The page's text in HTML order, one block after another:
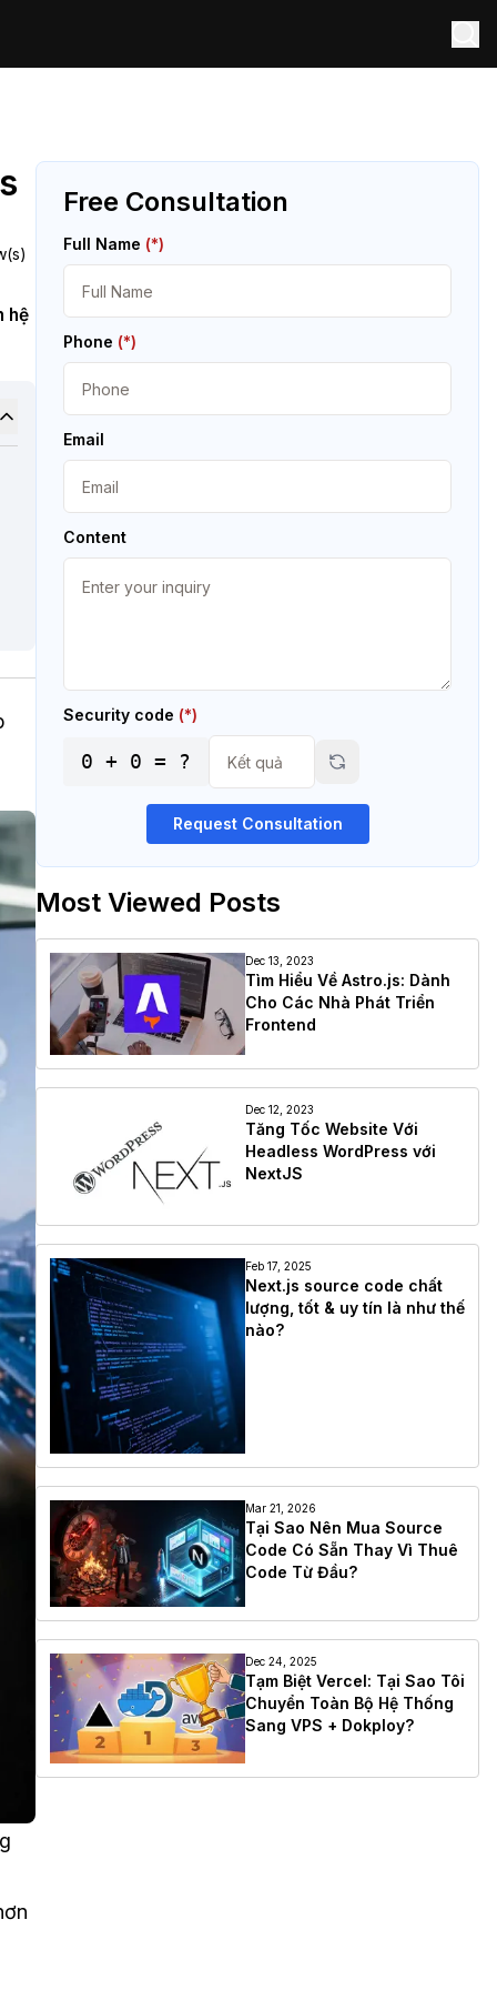
hệ
Free Consultation
Full Name (*)
Phone (*)
Email
Content
Security code (*)
0 + 0 = ?
Request Consultation
Most Viewed Posts
Dec 13, 2023
Tìm Hiểu Về Astro.js: Dành
Cho Các Nhà Phát Triển
Frontend
Dec 12, 2023
Tăng Tốc Website Với
Headless WordPress với
NextJS
Feb 17, 2025
Next.js source code chất
lượng, tốt & uy tín là như thế
nào?
Mar 21, 2026
Tại Sao Nên Mua Source
Code Có Sẵn Thay Vì Thuê
Code Từ Đầu?
Dec 24, 2025
Tạm Biệt Vercel: Tại Sao Tôi
Chuyển Toàn Bộ Hệ Thống
Sang VPS + Dokploy?